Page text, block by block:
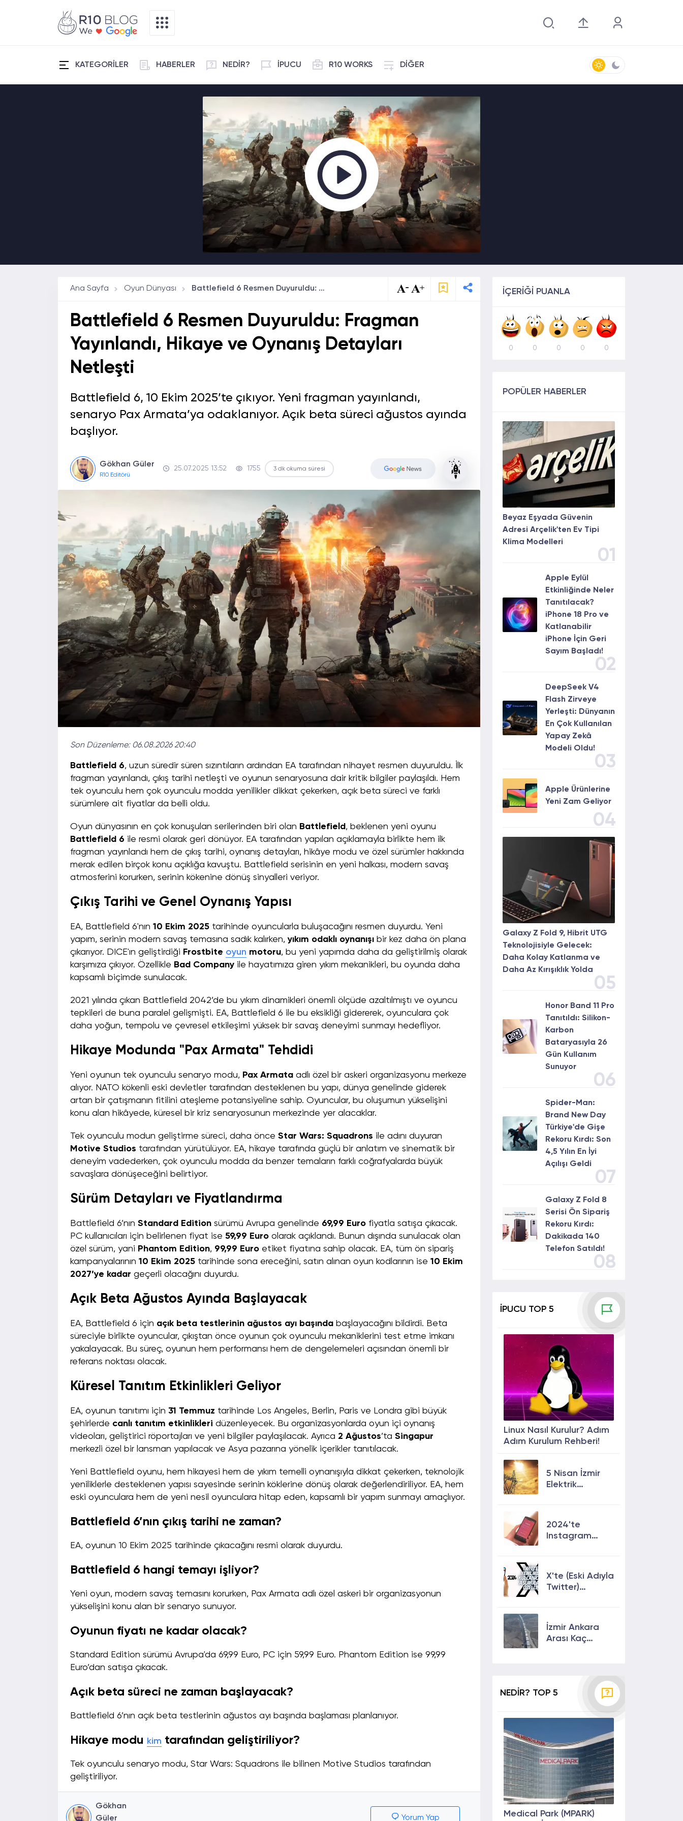
KATEGORİLER HABERLER NEDİR? İPUCU R10 WORKS DİĞER
Ana Sayfa Oyun Dünyası Battlefield 6 Resmen Duyuruldu: Fragman Yayınlandı, Hikaye ve Oynanış Detayları Netleşti
Battlefield 6 Resmen Duyuruldu: Fragman
Yayınlandı, Hikaye ve Oynanış Detayları
Netleşti
Battlefield 6, 10 Ekim 2025’te çıkıyor. Yeni fragman yayınlandı,
senaryo Pax Armata’ya odaklanıyor. Açık beta süreci ağustos ayında
başlıyor.
Gökhan Güler
R10 Editörü
25.07.2025 13:52 1755 3 dk okuma süresi
Son Düzenleme: 06.08.2026 20:40
Battlefield 6, uzun süredir süren sızıntıların ardından EA tarafından nihayet resmen duyuruldu. İlk
fragman yayınlandı, çıkış tarihi netleşti ve oyunun senaryosuna dair kritik bilgiler paylaşıldı. Hem
tek oyunculu hem çok oyunculu modda yenilikler dikkat çekerken, açık beta süreci ve farklı
sürümlere ait fiyatlar da belli oldu.
Oyun dünyasının en çok konuşulan serilerinden biri olan Battlefield , beklenen yeni oyunu
Battlefield 6 ile resmi olarak geri dönüyor. EA tarafından yapılan açıklamayla birlikte hem ilk
fragman yayınlandı hem de çıkış tarihi, oynanış detayları, hikâye modu ve özel sürümler hakkında
merak edilen birçok konu açıklığa kavuştu. Battlefield serisinin en yeni halkası, modern savaş
atmosferini korurken, serinin kökenine dönüş sinyalleri veriyor.
Çıkış Tarihi ve Genel Oynanış Yapısı
EA, Battlefield 6'nın 10 Ekim 2025 tarihinde oyuncularla buluşacağını resmen duyurdu. Yeni
yapım, serinin modern savaş temasına sadık kalırken,yıkım odaklı oynanışı bir kez daha ön plana
çıkarıyor. DICE'ın geliştirdiği Frostbite oyun motoru, bu yeni yapımda daha da geliştirilmiş olarak
karşımıza çıkıyor. Özellikle Bad Company ile hayatımıza giren yıkım mekanikleri, bu oyunda daha
kapsamlı biçimde sunulacak.
2021 yılında çıkan Battlefield 2042’de bu yıkım dinamikleri önemli ölçüde azaltılmıştı ve oyuncu
tepkileri de buna paralel gelişmişti. EA, Battlefield 6 ile bu eksikliği gidererek, oyunculara çok
daha yoğun, tempolu ve çevresel etkileşimi yüksek bir savaş deneyimi sunmayı hedefliyor.
Hikaye Modunda "Pax Armata" Tehdidi
Yeni oyunun tek oyunculu senaryo modu, Pax Armata adlı özel bir askeri organizasyonu merkeze
alıyor. NATO kökenli eski devletler tarafından desteklenen bu yapı, dünya genelinde giderek
artan bir çatışmanın fitilini ateşleme potansiyeline sahip. Oyuncular, bu oluşumun yükselişini
konu alan hikâyede, küresel bir kriz senaryosunun merkezinde yer alacaklar.
Tek oyunculu modun geliştirme süreci, daha önce Star Wars: Squadrons ile adını duyuran
Motive Studios tarafından yürütülüyor. EA, hikaye tarafında güçlü bir anlatım ve sinematik bir
deneyim vadederken, çok oyunculu modda da benzer temaların farklı coğrafyalarda büyük
savaşlara dönüşeceğini belirtiyor.
Sürüm Detayları ve Fiyatlandırma
Battlefield 6’nın Standard Edition sürümü Avrupa genelinde 69,99 Euro fiyatla satışa çıkacak.
PC kullanıcıları için belirlenen fiyat ise 59,99 Euro olarak açıklandı. Bunun dışında sunulacak olan
özel sürüm, yani Phantom Edition, 99,99 Euro etiket fiyatına sahip olacak. EA, tüm ön sipariş
kampanyalarının 10 Ekim 2025 tarihinde sona ereceğini, satın alınan oyun kodlarının ise 10 Ekim
2027’ye kadar geçerli olacağını duyurdu.
Açık Beta Ağustos Ayında Başlayacak
EA, Battlefield 6 için açık beta testlerinin ağustos ayı başında başlayacağını bildirdi. Beta
süreciyle birlikte oyuncular, çıkıştan önce oyunun çok oyunculu mekaniklerini test etme imkanı
yakalayacak. Bu süreç, oyunun hem performansı hem de dengelemeleri açısından önemli bir
referans noktası olacak.
Küresel Tanıtım Etkinlikleri Geliyor
EA, oyunun tanıtımı için 31 Temmuz tarihinde Los Angeles, Berlin, Paris ve Londra gibi büyük
şehirlerde canlı tanıtım etkinlikleri düzenleyecek. Bu organizasyonlarda oyun içi oynanış
videoları, geliştirici röportajları ve yeni bilgiler paylaşılacak. Ayrıca 2 Ağustos’ta Singapur
merkezli özel bir lansman yapılacak ve Asya pazarına yönelik içerikler tanıtılacak.
Yeni Battlefield oyunu, hem hikayesi hem de yıkım temelli oynanışıyla dikkat çekerken, teknolojik
yeniliklerle desteklenen yapısı sayesinde serinin köklerine dönüş olarak değerlendiriliyor. EA, hem
eski oyunculara hem de yeni nesil oyunculara hitap eden, kapsamlı bir yapım sunmayı amaçlıyor.
Battlefield 6’nın çıkış tarihi ne zaman?
EA, oyunun 10 Ekim 2025 tarihinde çıkacağını resmi olarak duyurdu.
Battlefield 6 hangi temayı işliyor?
Yeni oyun, modern savaş temasını korurken, Pax Armata adlı özel askeri bir organizasyonun
yükselişini konu alan bir senaryo sunuyor.
Oyunun fiyatı ne kadar olacak?
Standard Edition sürümü Avrupa'da 69,99 Euro, PC için 59,99 Euro. Phantom Edition ise 99,99
Euro’dan satışa çıkacak.
Açık beta süreci ne zaman başlayacak?
Battlefield 6’nın açık beta testlerinin ağustos ayı başında başlaması planlanıyor.
Hikaye modu kim tarafından geliştiriliyor?
Tek oyunculu senaryo modu, Star Wars: Squadrons ile bilinen Motive Studios tarafından
geliştiriliyor.
Gökhan
Güler
Yorum Yap
İÇERİĞİ PUANLA
0 0 0 0 0
POPÜLER HABERLER
Beyaz Eşyada Güvenin
Adresi Arçelik'ten Ev Tipi
Klima Modelleri
01
Apple Eylül
Etkinliğinde Neler
Tanıtılacak?
iPhone 18 Pro ve
Katlanabilir
iPhone İçin Geri
Sayım Başladı!
02
DeepSeek V4
Flash Zirveye
Yerleşti: Dünyanın
En Çok Kullanılan
Yapay Zekâ
Modeli Oldu!
03
Apple Ürünlerine
Yeni Zam Geliyor
04
Galaxy Z Fold 9, Hibrit UTG
Teknolojisiyle Gelecek:
Daha Kolay Katlanma ve
Daha Az Kırışıklık Yolda
05
Honor Band 11 Pro
Tanıtıldı: Silikon-
Karbon
Bataryasıyla 26
Gün Kullanım
Sunuyor
06
Spider-Man:
Brand New Day
Türkiye'de Gişe
Rekoru Kırdı: Son
4,5 Yılın En İyi
Açılışı Geldi
07
Galaxy Z Fold 8
Serisi Ön Sipariş
Rekoru Kırdı:
Dakikada 140
Telefon Satıldı!
08
İPUCU TOP 5
Linux Nasıl Kurulur? Adım
Adım Kurulum Rehberi!
5 Nisan İzmir
Elektrik
2024'te
Instagram
X'te (Eski Adıyla
Twitter)
Sunulan Son
Özellikler 2024
İzmir Ankara
Arası Kaç
NEDİR? TOP 5
Medical Park (MPARK)